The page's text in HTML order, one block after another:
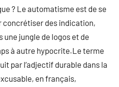
? Le automatisme est de se
concrétiser des indication,
une jungle de logos et de
à autre hypocrite.Le terme
par l’adjectif durable dans la
en français,